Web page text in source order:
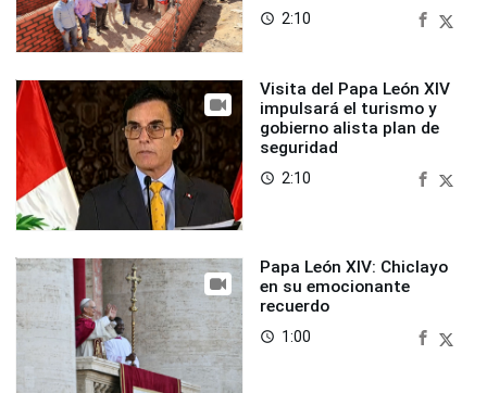
access_time 2:10
Visita del Papa León XIV
impulsará el turismo y
gobierno alista plan de
seguridad
access_time 2:10
Papa León XIV: Chiclayo
en su emocionante
recuerdo
access_time 1:00